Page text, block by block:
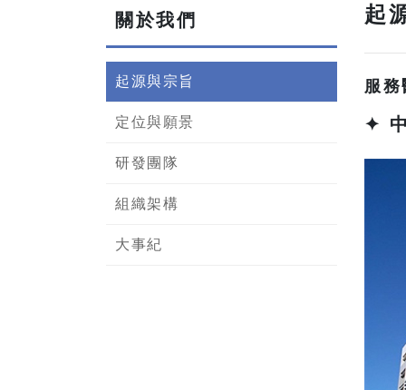
關於我們
起源與宗旨
定位與願景
研發團隊
組織架構
大事紀
起
服
✦